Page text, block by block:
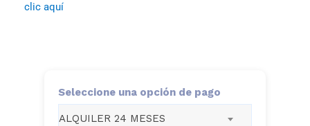
clic aquí
Seleccione una opción de pago
ALQUILER 24 MESES